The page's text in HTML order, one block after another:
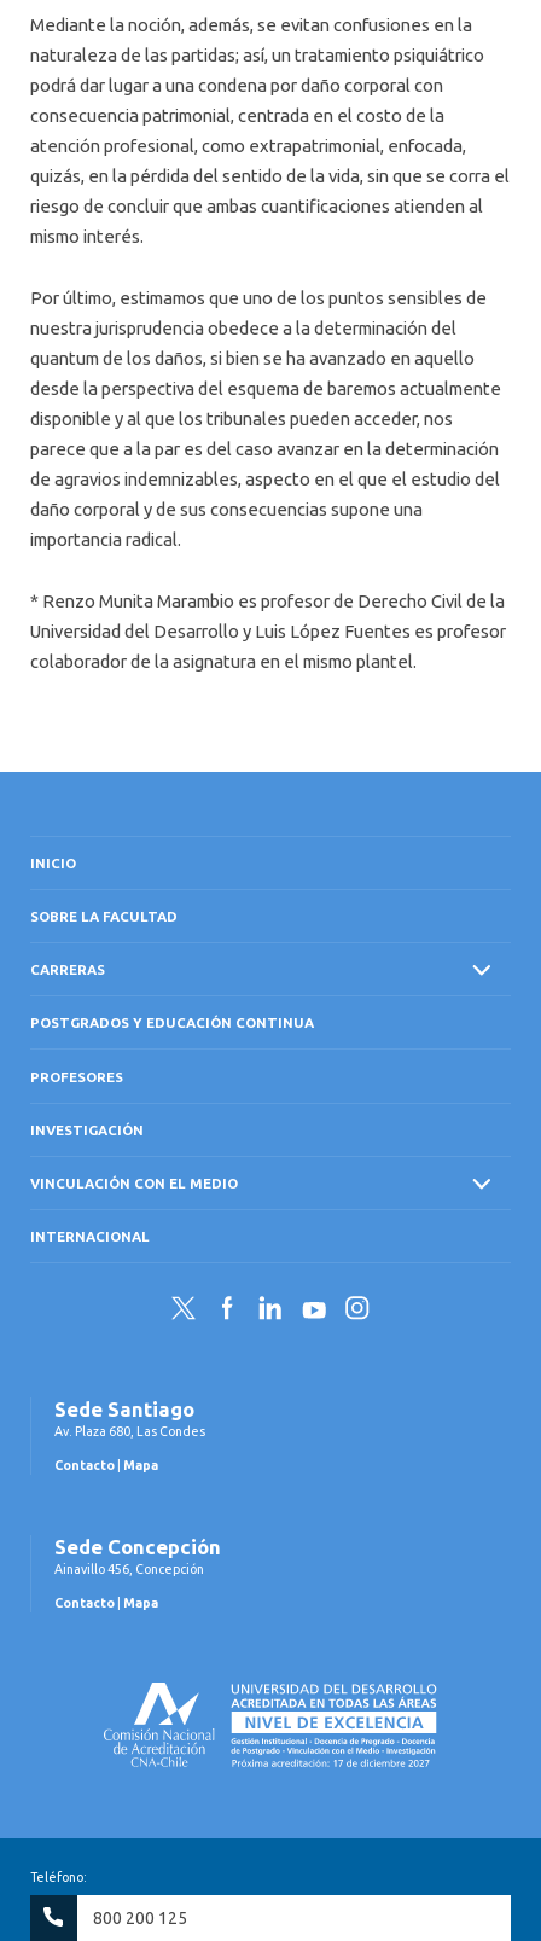
Mediante la noción, además, se evitan confusiones en la
naturaleza de las partidas; así, un tratamiento psiquiátrico
podrá dar lugar a una condena por daño corporal con
consecuencia patrimonial, centrada en el costo de la
atención profesional, como extrapatrimonial, enfocada,
quizás, en la pérdida del sentido de la vida, sin que se corra el
riesgo de concluir que ambas cuantificaciones atienden al
mismo interés.
Por último, estimamos que uno de los puntos sensibles de
nuestra jurisprudencia obedece a la determinación del
quantum de los daños, si bien se ha avanzado en aquello
desde la perspectiva del esquema de baremos actualmente
disponible y al que los tribunales pueden acceder, nos
parece que a la par es del caso avanzar en la determinación
de agravios indemnizables, aspecto en el que el estudio del
daño corporal y de sus consecuencias supone una
importancia radical.
* Renzo Munita Marambio es profesor de Derecho Civil de la
Universidad del Desarrollo y Luis López Fuentes es profesor
colaborador de la asignatura en el mismo plantel.
INICIO
SOBRE LA FACULTAD
CARRERAS
POSTGRADOS Y EDUCACIÓN CONTINUA
PROFESORES
INVESTIGACIÓN
VINCULACIÓN CON EL MEDIO
INTERNACIONAL
Twitter FacebookLinkedInYouTubeInstagram
Sede Santiago
Av. Plaza 680, Las Condes
Contacto Mapa
Sede Concepción
Ainavillo 456, Concepción
Contacto Mapa
Teléfono:
800 200 125